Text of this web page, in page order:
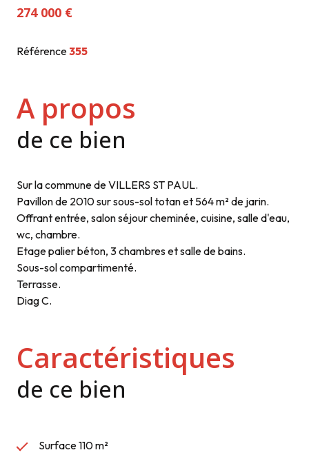
274 000 €
Référence355
A propos
de ce bien
Sur la commune de VILLERS ST PAUL.
Pavillon de 2010 sur sous-sol totan et 564 m² de jarin.
Offrant entrée, salon séjour cheminée, cuisine, salle d'eau,
wc, chambre.
Etage palier béton, 3 chambres et salle de bains.
Sous-sol compartimenté.
Terrasse.
Diag C.
Caractéristiques
de ce bien
Surface 110 m²